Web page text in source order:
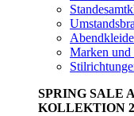
Marken und
SPRING SALE
KOLLEKTION